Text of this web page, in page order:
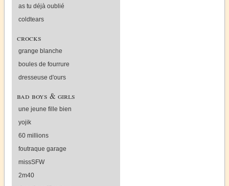
as tu déjà oublié
coldtears
crocks
grange blanche
boules de fourrure
dresseuse d'ours
bad boys & girls
une jeune fille bien
yojik
60 millions
foutraque garage
missSFW
2m40